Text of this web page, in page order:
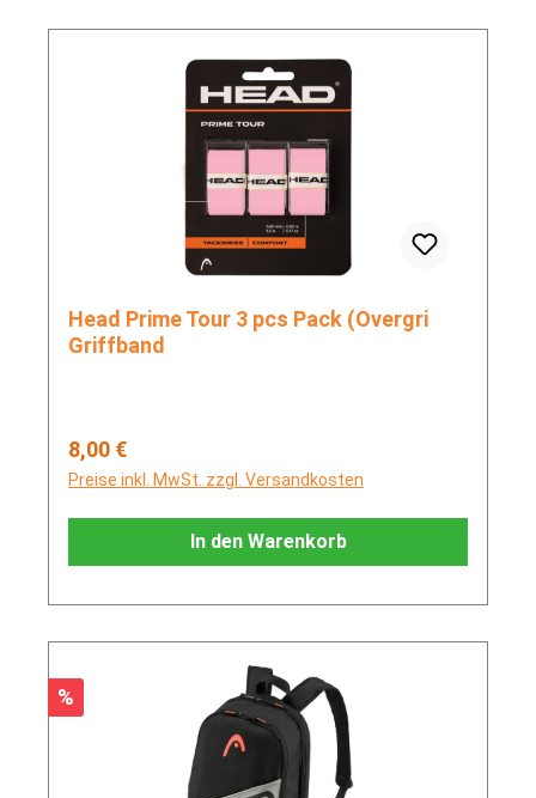
Head Prime Tour 3 pcs Pack (Overgri
Griffband
Regulärer Preis:
8,00 €
Preise inkl. MwSt. zzgl. Versandkosten
In den Warenkorb
Rabatt
%